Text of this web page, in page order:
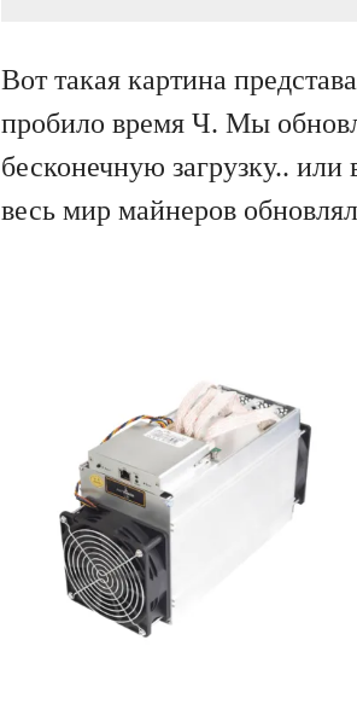
Вот такая картина
пробило время Ч. Мы
бесконечную загрузку..
весь мир майнеров